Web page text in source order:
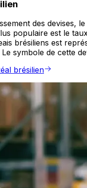
des devises,
populaire est le
brésiliens est
symbole de cette
brésilien